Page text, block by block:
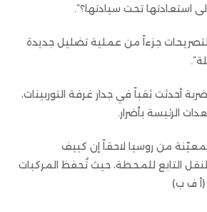
استعادتها تحت سيادتها؟”.
جزءاً من عملية تضليل جديدة
أحدثت ثقباً في جدار غرفة التوربينات،
الرئيسة بأضرار.
من روسيا لاحقاً إن كييف
التابع للمحطة، حيث تُحفظ المركبات
(أ ف ب)